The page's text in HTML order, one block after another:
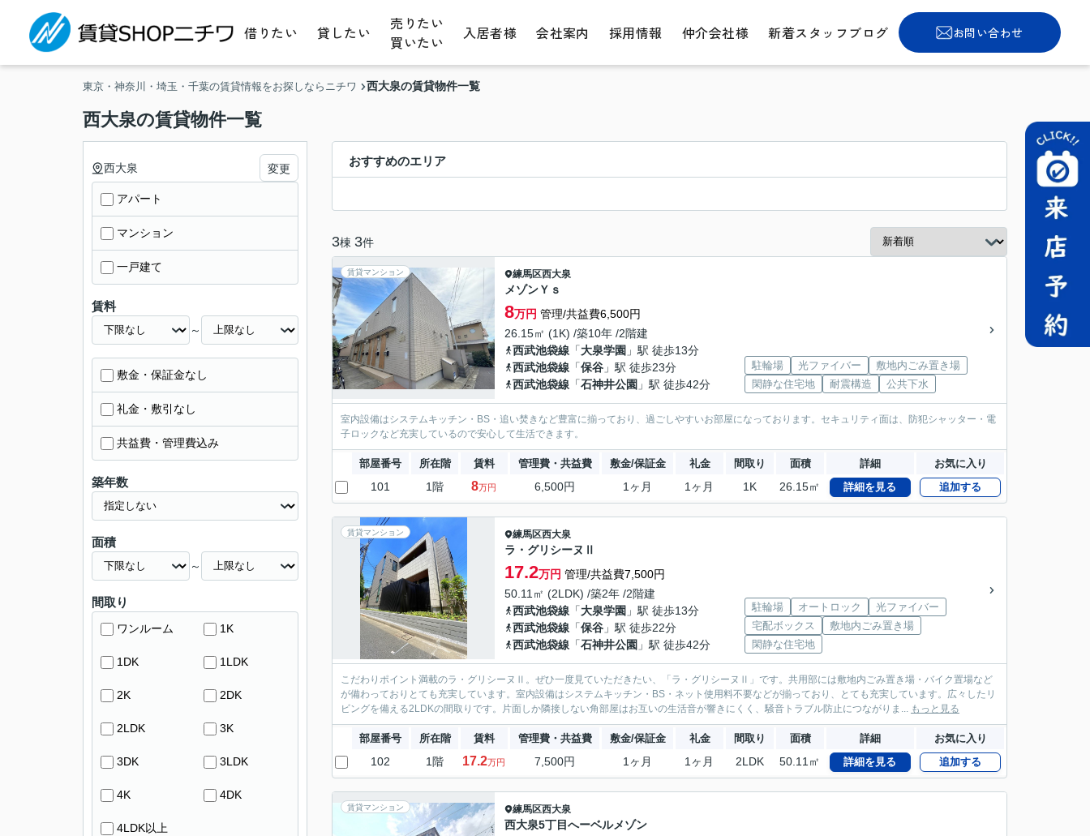
借りたい 貸したい
売りたい
買いたい
入居者様 会社案内 採用情報 仲介会社様 新着スタッフブログ お問い合わせ
東京・神奈川・埼玉・千葉の賃貸情報をお探しならニチワ 西大泉の賃貸物件一覧
西大泉の賃貸物件一覧
おすすめのエリア
3棟 3件
賃貸マンション 練馬区西大泉
メゾンＹｓ
8万円 管理/共益費6,500円
26.15㎡ (1K) /築10年 /2階建
西武池袋線 「大泉学園 」駅 徒歩13分
西武池袋線 「保谷 」駅 徒歩23分
西武池袋線 「石神井公園 」駅 徒歩42分
駐輪場 光ファイバー
敷地内ごみ置き場
閑静な住宅地
耐震構造 公共下水
室内設備はシステムキッチン・BS・追い焚きなど豊富に揃っており、過ごしやすいお部屋になっております。セキュリティ面は、防犯シャッター・電
子ロックなど充実しているので安心して生活できます。
部屋番号 所在階 賃料 管理費・共益費 敷金/保証金 礼金 間取り 面積 詳細 お気に入り
101 1階 8万円 6,500円 1ヶ月 1ヶ月 1K 26.15㎡ 詳細を見る 追加する
賃貸マンション 練馬区西大泉
ラ・グリシーヌⅡ
17.2万円 管理/共益費7,500円
50.11㎡ (2LDK) /築2年 /2階建
西武池袋線 「大泉学園 」駅 徒歩13分
西武池袋線 「保谷 」駅 徒歩22分
西武池袋線 「石神井公園 」駅 徒歩42分
駐輪場 オートロック
光ファイバー
宅配ボックス
敷地内ごみ置き場
閑静な住宅地
こだわりポイント満載のラ・グリシーヌⅡ。ぜひ一度見ていただきたい、「ラ・グリシーヌⅡ」です。共用部には敷地内ごみ置き場・バイク置場など
が備わっておりとても充実しています。室内設備はシステムキッチン・BS・ネット使用料不要などが揃っており、とても充実しています。広々したリ
ビングを備える2LDKの間取りです。片面しか隣接しない角部屋はお互いの生活音が響きにくく、騒音トラブル防止につながりま... もっと見る
部屋番号 所在階 賃料 管理費・共益費 敷金/保証金 礼金 間取り 面積 詳細 お気に入り
102 1階 17.2万円 7,500円 1ヶ月 1ヶ月 2LDK 50.11㎡ 詳細を見る 追加する
賃貸マンション 練馬区西大泉
西大泉5丁目へーベルメゾン
西大泉 変更
アパート
マンション
一戸建て
賃料
～
敷金・保証金なし
礼金・敷引なし
共益費・管理費込み
築年数
面積
～
間取り
ワンルーム 1K
1DK 1LDK
2K 2DK
2LDK 3K
3DK 3LDK
4K 4DK
4LDK以上